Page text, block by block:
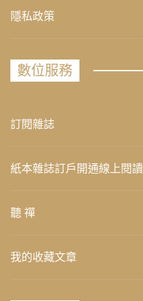
隱私政策
數位服務
訂閱雜誌
紙本雜誌訂戶開通線上閱讀
聽 禪
我的收藏文章